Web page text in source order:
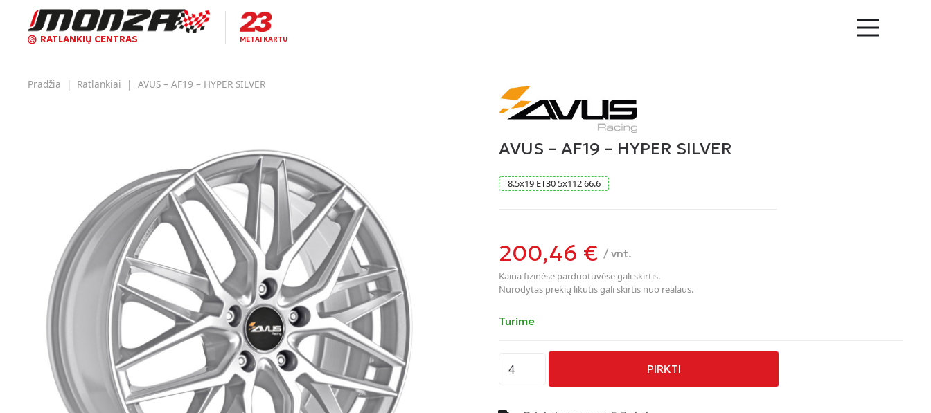
RATLANKIŲ CENTRAS METAI KARTU
Pradžia | Ratlankiai | AVUS – AF19 – HYPER SILVER
AVUS – AF19 – HYPER SILVER
8.5x19 ET30 5x11266.6
200,46 € / vnt.
Kaina fizinėse parduotuvėse gali skirtis.
Nurodytas prekių likutis gali skirtis nuo realaus.
Turime
kiekis:
PIRKTI